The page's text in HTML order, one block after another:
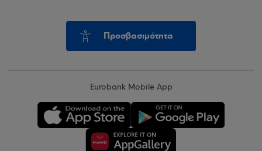
Προσβασιμότητα
Eurobank Mobile App